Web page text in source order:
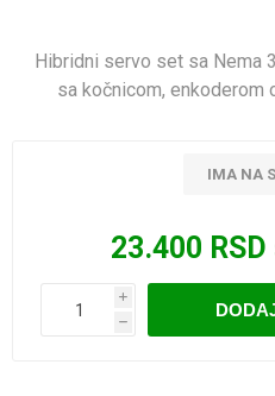
Hibridni servo set sa Nema
sa kočnicom, enkoderom
IMA NA
23.400
i
h